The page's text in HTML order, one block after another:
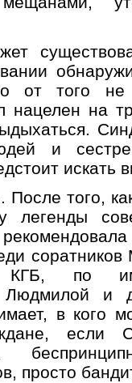
от того не
нацелен на
и сестре
искать
После того,
соратников
КГБ, по
и
в кого
если
просто